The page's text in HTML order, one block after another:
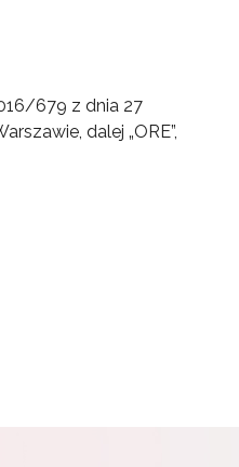
679 z dnia 27
dalej „ORE”,